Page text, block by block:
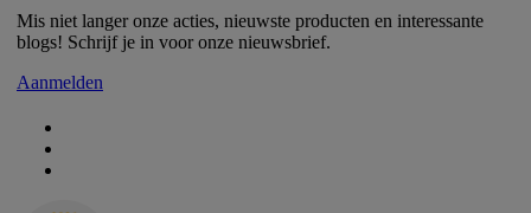
Mis niet langer onze acties, nieuwste producten en interessante
blogs! Schrijf je in voor onze nieuwsbrief.
Aanmelden